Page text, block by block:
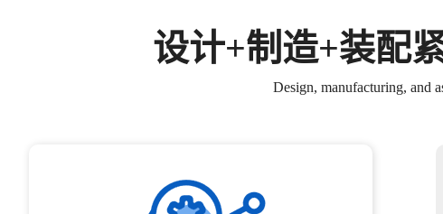
设计+制造+装配
Design, manufacturing, and